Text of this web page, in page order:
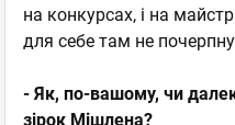
на конкурсах, і на
для себе там не
- Як, по-вашому, чи
зірок Мішлена?